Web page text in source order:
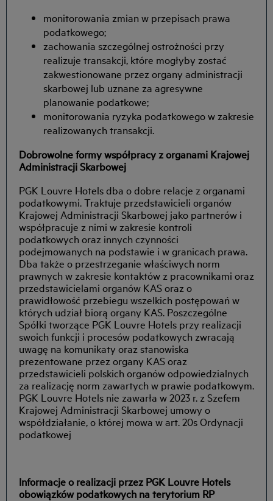
monitorowania zmian w przepisach prawa
podatkowego;
zachowania szczególnej ostrożności przy
realizuje transakcji, które mogłyby zostać
zakwestionowane przez organy administracji
skarbowej lub uznane za agresywne
planowanie podatkowe;
monitorowania ryzyka podatkowego w zakresie
realizowanych transakcji.
Dobrowolne formy współpracy z organami Krajowej
Administracji Skarbowej
PGK Louvre Hotels dba o dobre relacje z organami
podatkowymi. Traktuje przedstawicieli organów
Krajowej Administracji Skarbowej jako partnerów i
współpracuje z nimi w zakresie kontroli
podatkowych oraz innych czynności
podejmowanych na podstawie i w granicach prawa.
Dba także o przestrzeganie właściwych norm
prawnych w zakresie kontaktów z pracownikami oraz
przedstawicielami organów KAS oraz o
prawidłowość przebiegu wszelkich postępowań w
których udział biorą organy KAS. Poszczególne
Spółki tworzące PGK Louvre Hotels przy realizacji
swoich funkcji i procesów podatkowych zwracają
uwagę na komunikaty oraz stanowiska
prezentowane przez organy KAS oraz
przedstawicieli polskich organów odpowiedzialnych
za realizację norm zawartych w prawie podatkowym.
PGK Louvre Hotels nie zawarła w 2023 r. z Szefem
Krajowej Administracji Skarbowej umowy o
współdziałanie, o której mowa w art. 20s Ordynacji
podatkowej
Informacje o realizacji przez PGK Louvre Hotels
obowiązków podatkowych na terytorium RP